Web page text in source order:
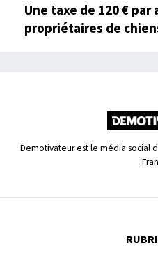
Une taxe de 120 € par
propriétaires de
Demotivateur est le média social